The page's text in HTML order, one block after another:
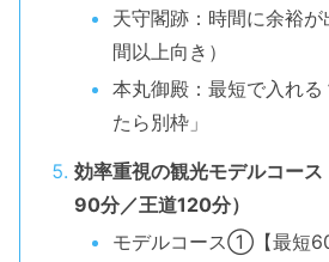
天守閣跡：時間に余裕
間以上向き）
本丸御殿：最短で入れ
たら別枠」
効率重視の観光モデルコー
90分／王道120分）
モデルコース①【最短